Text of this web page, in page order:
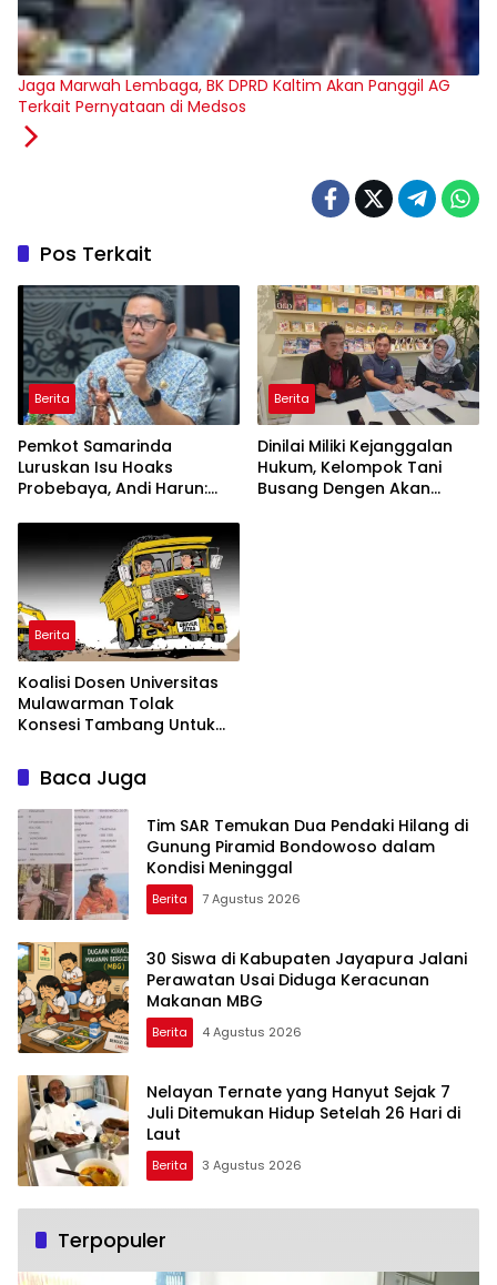
Jaga Marwah Lembaga, BK DPRD Kaltim Akan Panggil AG
Terkait Pernyataan di Medsos
Pos Terkait
Berita
Pemkot Samarinda
Luruskan Isu Hoaks
Probebaya, Andi Harun:
Masyarakat
Berita
Dinilai Miliki Kejanggalan
Hukum, Kelompok Tani
Busang Dengen Akan
Berita
Koalisi Dosen Universitas
Mulawarman Tolak
Konsesi Tambang Untuk
Baca Juga
Tim SAR Temukan Dua Pendaki Hilang di
Gunung Piramid Bondowoso dalam
Kondisi Meninggal
Berita 7 Agustus 2026
30 Siswa di Kabupaten Jayapura Jalani
Perawatan Usai Diduga Keracunan
Makanan MBG
Berita 4 Agustus 2026
Nelayan Ternate yang Hanyut Sejak 7
Juli Ditemukan Hidup Setelah 26 Hari di
Laut
Berita 3 Agustus 2026
Terpopuler